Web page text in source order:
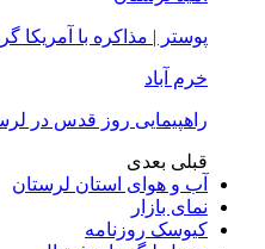
پوستر | مذاکره با آمریکا
خرم آباد
راهپیمایی روز قدس در
قبلی بعدی
آب و هوای استان لرستان
نمای بازار
کیوسک روزنامه